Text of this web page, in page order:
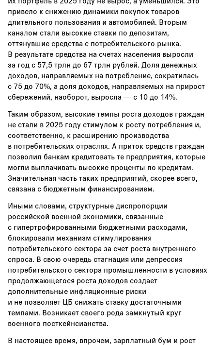
привело к снижению динамики покупок товаров
длительного пользования и автомобилей. Вторым
каналом стали высокие ставки по депозитам,
оттянувшие средства с потребительского рынка.
В результате средства на счетах населения выросли
за год с 57,5 трлн до 67 трлн рублей. Доля денежных
доходов, направляемых на потребление, сократилась
с 75 до 70%, а доля доходов, направляемых на прирост
сбережений, наоборот, выросла — с 10 до 14%.
Таким образом, высокие темпы роста доходов граждан
не стали в 2025 году стимулом к росту потребления и,
соответственно, к расширению производства
в потребительских отраслях. А приток средств граждан
позволил банкам кредитовать те предприятия, которые
могли выплачивать высокие проценты по кредитам.
Значительная часть таких предприятий, скорее всего,
связана с бюджетным финансированием.
Иными словами, структурные диспропорции
российской военной экономики, связанные
с гипертрофированными бюджетными расходами,
блокировали механизм стимулирования
потребительского сектора за счет роста внутреннего
спроса. В свою очередь стагнация или депрессия
потребительского сектора промышленности в условиях
продолжающегося роста доходов создает
дополнительные инфляционные риски
и не позволяет ЦБ снижать ставку достаточными
темпами. Возникает своего рода замкнутый круг
военного посткейнсианства.
В настоящее время, впрочем, зарплатный бум и рост